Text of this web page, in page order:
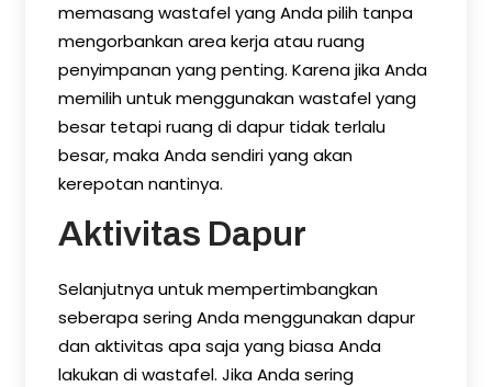
memasang wastafel yang Anda pilih tanpa
mengorbankan area kerja atau ruang
penyimpanan yang penting. Karena jika Anda
memilih untuk menggunakan wastafel yang
besar tetapi ruang di dapur tidak terlalu
besar, maka Anda sendiri yang akan
kerepotan nantinya.
Aktivitas Dapur
Selanjutnya untuk mempertimbangkan
seberapa sering Anda menggunakan dapur
dan aktivitas apa saja yang biasa Anda
lakukan di wastafel. Jika Anda sering